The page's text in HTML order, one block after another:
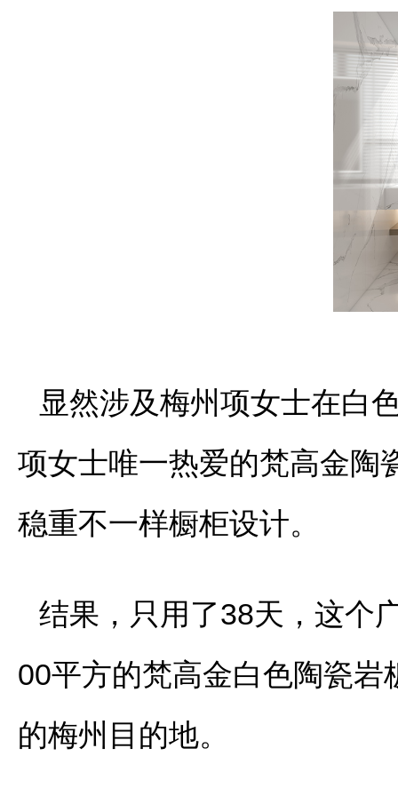
显然涉及梅州项女士在白
项女士唯一热爱的梵高金陶
稳重不一样橱柜设计。
结果，只用了38天，这个
00平方的梵高金白色陶瓷
的梅州目的地。